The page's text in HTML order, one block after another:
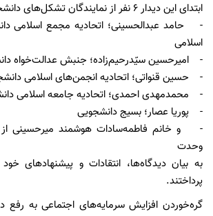
ابتدای این دیدار 6 نفر از نمایندگان تشکل‌های دانشجویی، آقایان:
- حامد عبدالحسینی؛ اتحادیه مجمع اسلامی
اسلامی
- امیرحسین سیّد‌رحیم‌زاده؛ جنبش عدالت‌خواه
- حسین قنواتی؛ اتحادیه انجمن‌‌های اسلامی
- محمدمهدی احمدی؛ اتحادیه جامعه اسلامی
- پوریا عصار؛ بسیج دانشجویی
- و خانم فاطمه‌سادات هوشمند میرحسینی از
وحدت
به بیان دیدگاه‌ها، انتقادات و پیشنهادهای
پرداختند.
گره‌خوردن افزایش سرمایه‌های اجتماعی به